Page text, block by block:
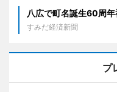
八広で町名誕生60周
すみだ経済新聞
プ